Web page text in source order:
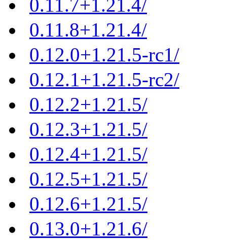
0.11.7+1.21.4/
0.11.8+1.21.4/
0.12.0+1.21.5-rc1/
0.12.1+1.21.5-rc2/
0.12.2+1.21.5/
0.12.3+1.21.5/
0.12.4+1.21.5/
0.12.5+1.21.5/
0.12.6+1.21.5/
0.13.0+1.21.6/